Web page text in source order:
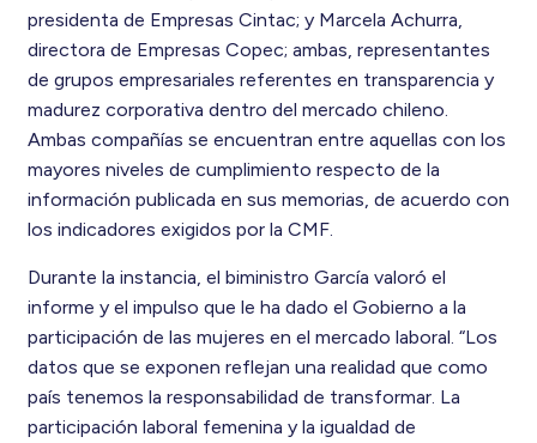
presidenta de Empresas Cintac; y Marcela Achurra,
directora de Empresas Copec; ambas, representantes
de grupos empresariales referentes en transparencia y
madurez corporativa dentro del mercado chileno.
Ambas compañías se encuentran entre aquellas con los
mayores niveles de cumplimiento respecto de la
información publicada en sus memorias, de acuerdo con
los indicadores exigidos por la CMF.
Durante la instancia, el biministro García valoró el
informe y el impulso que le ha dado el Gobierno a la
participación de las mujeres en el mercado laboral. “Los
datos que se exponen reflejan una realidad que como
país tenemos la responsabilidad de transformar. La
participación laboral femenina y la igualdad de